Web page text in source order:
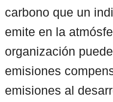
carbono que un
emite en la
organización
emisiones
emisiones al